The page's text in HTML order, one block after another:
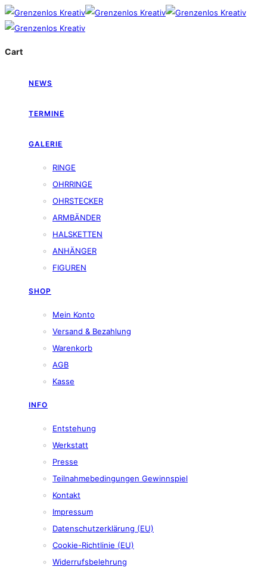
Cart
NEWS
TERMINE
GALERIE
RINGE
OHRRINGE
OHRSTECKER
ARMBÄNDER
HALSKETTEN
ANHÄNGER
FIGUREN
SHOP
Mein Konto
Versand & Bezahlung
Warenkorb
AGB
Kasse
INFO
Entstehung
Werkstatt
Presse
Teilnahmebedingungen Gewinnspiel
Kontakt
Impressum
Datenschutzerklärung (EU)
Cookie-Richtlinie (EU)
Widerrufsbelehrung